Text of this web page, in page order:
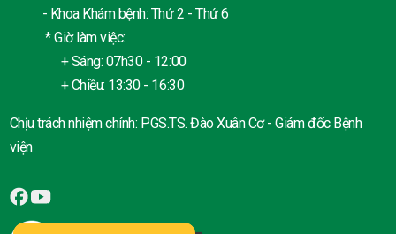
- Khoa Khám bệnh: Thứ 2 - Thứ 6
* Giờ làm việc:
+ Sáng: 07h30 - 12:00
+ Chiều: 13:30 - 16:30
Chịu trách nhiệm chính: PGS.TS. Đào Xuân Cơ - Giám đốc Bệnh
viện